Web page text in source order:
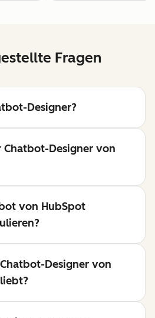
Fragen
Designer?
Chatbot-Designer von
von HubSpot
Designer von